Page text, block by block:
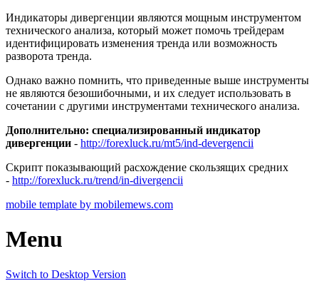
Индикаторы дивергенции являются мощным инструментом
технического анализа, который может помочь трейдерам
идентифицировать изменения тренда или возможность
разворота тренда.
Однако важно помнить, что приведенные выше инструменты
не являются безошибочными, и их следует использовать в
сочетании с другими инструментами технического анализа.
Дополнительно: специализированный индикатор
дивергенции - http://forexluck.ru/mt5/ind-devergencii
Скрипт показывающий расхождение скользящих средних
- http://forexluck.ru/trend/in-divergencii
mobile template by mobilemews.com
Menu
Switch to Desktop Version